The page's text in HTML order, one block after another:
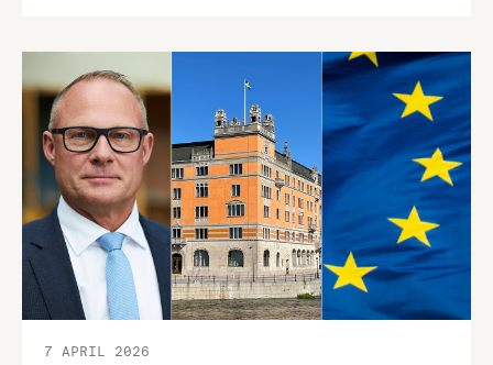
näringslivsorganisationer begär nu att
civilminister Erik Slottner ingriper.
7 APRIL 2026